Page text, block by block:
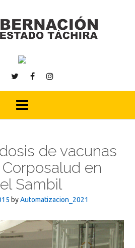
de vacunas
en
Sambil
byAutomatizacion_2021